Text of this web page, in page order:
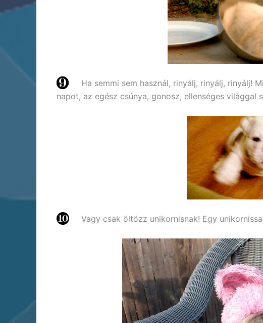
Ha semmi sem használ, rinyálj, rinyálj, rinyálj!
napot, az egész csúnya, gonosz, ellenséges világgal
Vagy csak öltözz unikornisnak! Egy